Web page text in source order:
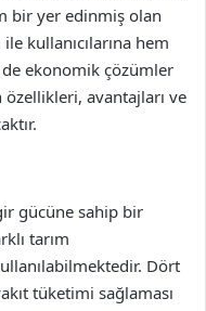
bir yer edinmiş olan
kullanıcılarına hem
ekonomik çözümler
özellikleri, avantajları ve
gücüne sahip bir
tarım
Dört
tüketimi sağlaması